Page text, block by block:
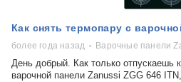
выдает ошибку
плохо работает
решение проблемы
Как снять термопару с
более года назад Варочные панели
День добрый. Как только отпускаешь
варочной панели Zanussi ZGG 646